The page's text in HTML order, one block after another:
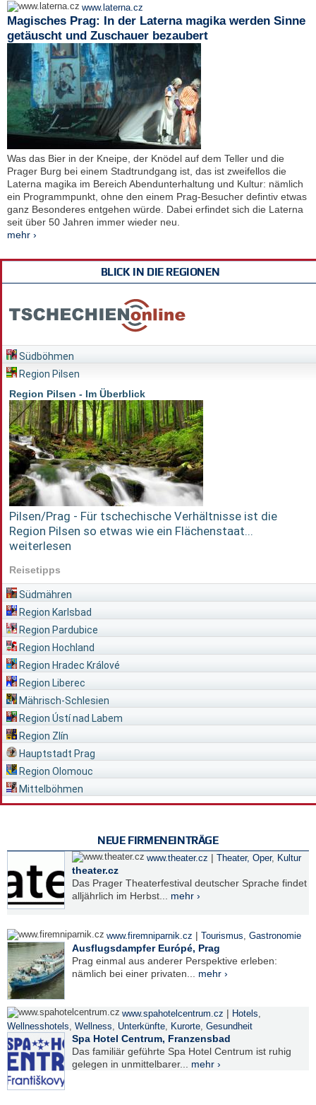
www.laterna.cz
Magisches Prag: In der Laterna magika werden Sinne
getäuscht und Zuschauer bezaubert
Was das Bier in der Kneipe, der Knödel auf dem Teller und die
Prager Burg bei einem Stadtrundgang ist, das ist zweifellos die
Laterna magika im Bereich Abendunterhaltung und Kultur: nämlich
ein Programmpunkt, ohne den einem Prag-Besucher defintiv etwas
ganz Besonderes entgehen würde. Dabei erfindet sich die Laterna
seit über 50 Jahren immer wieder neu.
mehr ›
BLICK IN DIE REGIONEN
Südböhmen
Region Pilsen
Region Pilsen - Im Überblick
Pilsen/Prag - Für tschechische Verhältnisse ist die
Region Pilsen so etwas wie ein Flächenstaat...
weiterlesen
Reisetipps
Südmähren
Region Karlsbad
Region Pardubice
Region Hochland
Region Hradec Králové
Region Liberec
Mährisch-Schlesien
Region Ústí nad Labem
Region Zlín
Hauptstadt Prag
Region Olomouc
Mittelböhmen
NEUE FIRMENEINTRÄGE
www.theater.cz | Theater, Oper, Kultur
theater.cz
Das Prager Theaterfestival deutscher Sprache findet
alljährlich im Herbst... mehr ›
www.firemniparnik.cz | Tourismus, Gastronomie
Ausflugsdampfer Európé, Prag
Prag einmal aus anderer Perspektive erleben:
nämlich bei einer privaten... mehr ›
www.spahotelcentrum.cz | Hotels,
Wellnesshotels, Wellness, Unterkünfte, Kurorte, Gesundheit
Spa Hotel Centrum, Franzensbad
Das familiär geführte Spa Hotel Centrum ist ruhig
gelegen in unmittelbarer... mehr ›